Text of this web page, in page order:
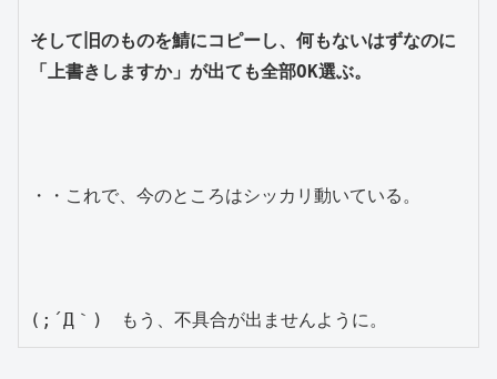
そして旧のものを鯖にコピーし、何もないはずなのに
「上書きしますか」が出ても全部OK選ぶ。
・・これで、今のところはシッカリ動いている。